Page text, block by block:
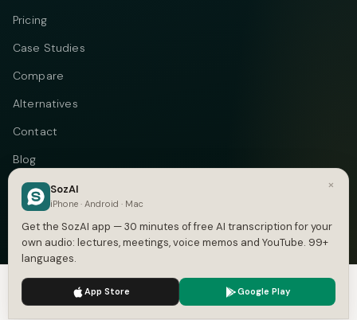
Pricing
Case Studies
Compare
Alternatives
Contact
Blog
Privacy
Terms
© 2026 Vastflow. All rights reserved. TelegramInstagram
We use cookies to enhance your experience.
×
SozAI
iPhone · Android · Mac
Get the SozAI app — 30 minutes of free AI transcription for your
own audio: lectures, meetings, voice memos and YouTube. 99+
languages.
App Store Google Play